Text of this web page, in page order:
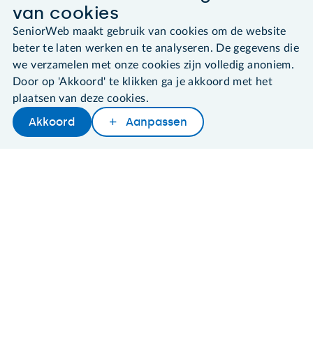
Later lezen Delen Woordenboek
Algemene voorwaarden
Cookies en cookie-instellingen
About SeniorWeb
van cookies
SeniorWeb maakt gebruik van cookies om de website
beter te laten werken en te analyseren. De gegevens die
we verzamelen met onze cookies zijn volledig anoniem.
Door op 'Akkoord' te klikken ga je akkoord met het
plaatsen van deze cookies.
Akkoord Aanpassen